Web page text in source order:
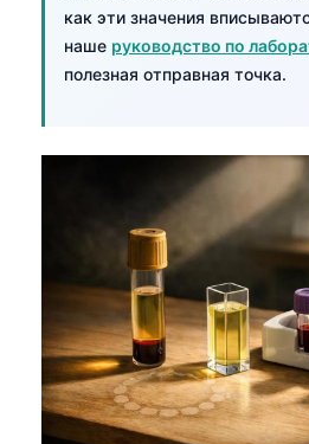
как эти значения
наше руководство по
полезная отправная точка.